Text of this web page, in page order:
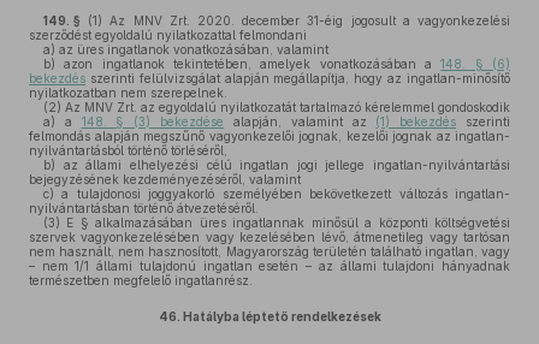
149. § (1) Az MNV Zrt. 2020. december 31-éig jogosult a vagyonkezelési
szerződést egyoldalú nyilatkozattal felmondani
a) az üres ingatlanok vonatkozásában, valamint
b) azon ingatlanok tekintetében, amelyek vonatkozásában a148. § (6)
bekezdés szerinti felülvizsgálat alapján megállapítja, hogy az ingatlan-minősítő
nyilatkozatban nem szerepelnek.
(2) Az MNV Zrt. az egyoldalú nyilatkozatát tartalmazó kérelemmel gondoskodik
a) a 148. § (3) bekezdése alapján, valamint az (1) bekezdés szerinti
felmondás alapján megszűnő vagyonkezelői jognak, kezelői jognak az ingatlan-
nyilvántartásból történő törléséről,
b) az állami elhelyezési célú ingatlan jogi jellege ingatlan-nyilvántartási
bejegyzésének kezdeményezéséről, valamint
c) a tulajdonosi joggyakorló személyében bekövetkezett változás ingatlan-
nyilvántartásban történő átvezetéséről.
(3) E § alkalmazásában üres ingatlannak minősül a központi költségvetési
szervek vagyonkezelésében vagy kezelésében lévő, átmenetileg vagy tartósan
nem használt, nem hasznosított, Magyarország területén található ingatlan, vagy
– nem 1/1 állami tulajdonú ingatlan esetén – az állami tulajdoni hányadnak
természetben megfelelő ingatlanrész.
46. Hatályba léptető rendelkezések